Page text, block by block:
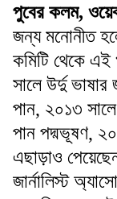
পুবের কলম,
জন্য মনোনীত
কমিটি থেকে
সালে উর্দু
পান, ২০১৩
পান পদ্মভূষণ,
এছাড়াও
জার্নালিস্ট